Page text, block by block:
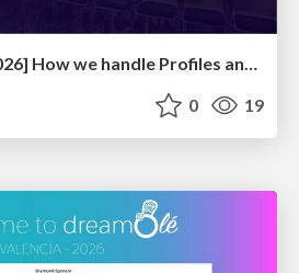
[Wir Sind Ohana 2026] How we handle Profiles and User Access deployment
0 19